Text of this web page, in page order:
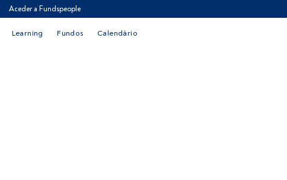
Aceder a Fundspeople
Learning Fundos Calendário